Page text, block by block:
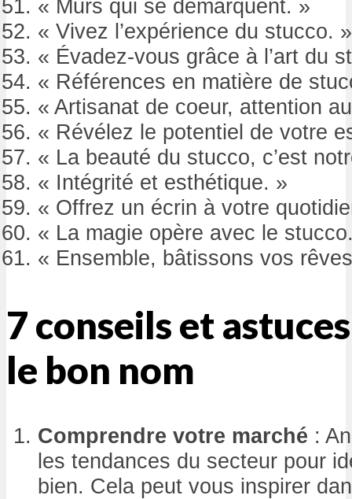
« Murs qui se démarquent. »
« Vivez l’expérience du stucco. »
« Évadez-vous grâce à l’art du
« Références en matière de
« Artisanat de coeur, attention
« Révélez le potentiel de votre
« La beauté du stucco, c’est
« Intégrité et esthétique. »
« Offrez un écrin à votre
« La magie opère avec le
« Ensemble, bâtissons vos
7 conseils et
le bon nom
Comprendre votre marché :
les tendances du secteur pour
bien. Cela peut vous inspirer